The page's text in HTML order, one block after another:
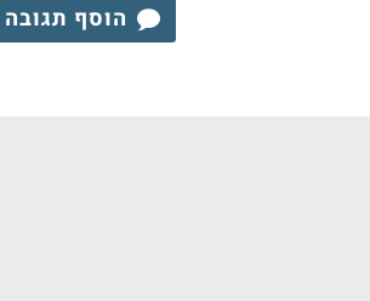
הוסף תגובה